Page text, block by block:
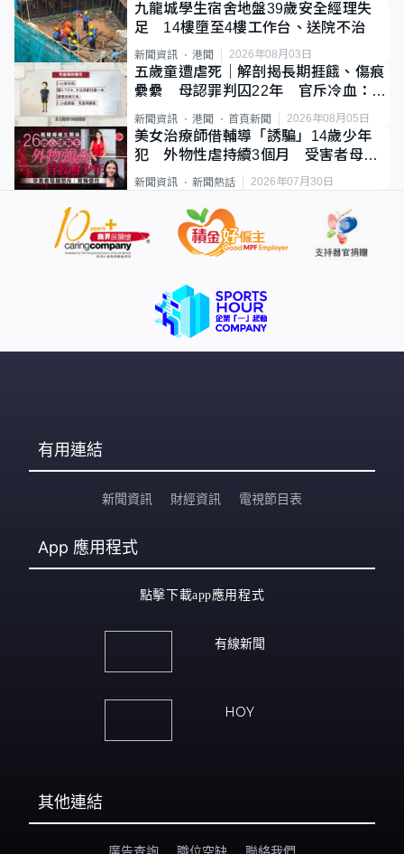
九龍城學生宿舍地盤39歲安全經理失
足 14樓墮至4樓工作台、送院不治
新聞資訊 港聞 2026年08月03日
五歲童遭虐死｜解剖揭長期捱餓、傷痕
纍纍 母認罪判囚22年 官斥冷血：同
類案最惡劣
新聞資訊 港聞 首頁新聞 2026年08月05日
美女治療師借輔導「誘騙」14歲少年
犯 外物性虐持續3個月 受害者母：
要保護其他人
新聞資訊 新聞熱話 2026年07月30日
有用連結
新聞資訊 財經資訊 電視節目表
App 應用程式
點擊下載app應用程式
有線新聞
HOY
其他連結